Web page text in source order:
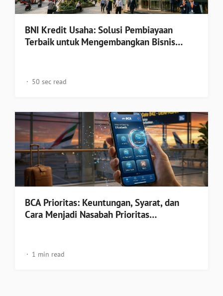
BNI Kredit Usaha: Solusi Pembiayaan
Terbaik untuk Mengembangkan Bisnis…
50 sec read
BCA Prioritas: Keuntungan, Syarat, dan
Cara Menjadi Nasabah Prioritas…
1 min read